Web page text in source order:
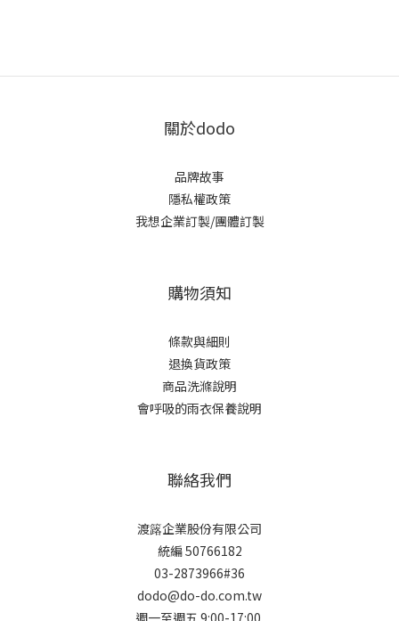
關於dodo
品牌故事
隱私權政策
我想企業訂製/團體訂製
購物須知
條款與細則
退換貨政策
商品洗滌說明
會呼吸的雨衣保養說明
聯絡我們
渡簬企業股份有限公司
統編 50766182
03-2873966#36
dodo@do-do.com.tw
週一至週五 9:00-17:00